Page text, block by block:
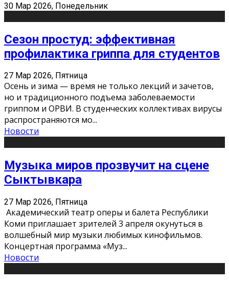
30 Мар 2026, Понедельник
Сезон простуд: эффективная
профилактика гриппа для студентов
27 Мар 2026, Пятница
Осень и зима — время не только лекций и зачетов,
но и традиционного подъема заболеваемости
гриппом и ОРВИ. В студенческих коллективах вирусы
распространяются мо...
Новости
Музыка миров прозвучит на сцене
Сыктывкара
27 Мар 2026, Пятница
Академический театр оперы и балета Республики
Коми приглашает зрителей 3 апреля окунуться в
волшебный мир музыки любимых кинофильмов.
Концертная программа «Муз...
Новости